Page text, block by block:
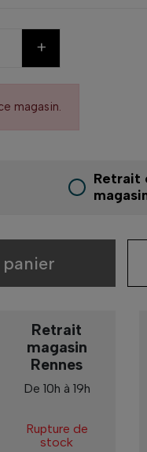
+
magasin.
Retrait
Retrait
magasin
Rennes
De 10h à 19h
Rupture de
stock